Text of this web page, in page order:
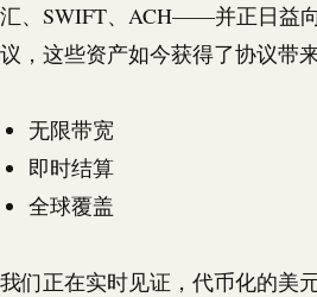
汇、 SWIFT、 ACH——并正日益向
议，这些资产如今获得了协议带
无限带宽
即时结算
全球覆盖
我们正在实时见证，代币化的美